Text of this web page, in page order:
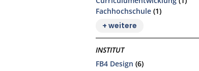
Fachhochschule (1)
+ weitere
INSTITUT
FB4 Design (6)